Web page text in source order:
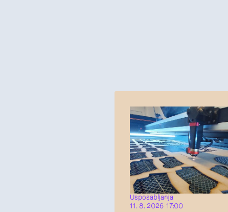
Usposabljanja
11. 8. 2026 17:00